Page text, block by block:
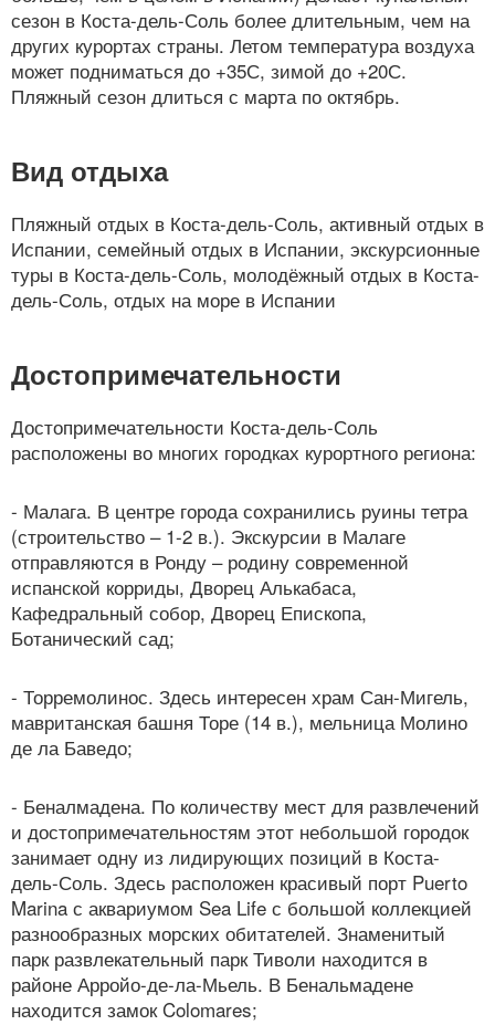
сезон в Коста-дель-Соль более длительным, чем на
других курортах страны. Летом температура воздуха
может подниматься до +35С, зимой до +20С.
Пляжный сезон длиться с марта по октябрь.
Вид отдыха
Пляжный отдых в Коста-дель-Соль, активный отдых в
Испании, семейный отдых в Испании, экскурсионные
туры в Коста-дель-Соль, молодёжный отдых в Коста-
дель-Соль, отдых на море в Испании
Достопримечательности
Достопримечательности Коста-дель-Соль
расположены во многих городках курортного региона:
- Малага. В центре города сохранились руины тетра
(строительство – 1-2 в.). Экскурсии в Малаге
отправляются в Ронду – родину современной
испанской корриды, Дворец Алькабаса,
Кафедральный собор, Дворец Епископа,
Ботанический сад;
- Торремолинос. Здесь интересен храм Сан-Мигель,
мавританская башня Торе (14 в.), мельница Молино
де ла Баведо;
- Беналмадена. По количеству мест для развлечений
и достопримечательностям этот небольшой городок
занимает одну из лидирующих позиций в Коста-
дель-Соль. Здесь расположен красивый порт Puerto
Marina с аквариумом Sea Life с большой коллекцией
разнообразных морских обитателей. Знаменитый
парк развлекательный парк Тиволи находится в
районе Арройо-де-ла-Мьель. В Бенальмадене
находится замок Colomares;